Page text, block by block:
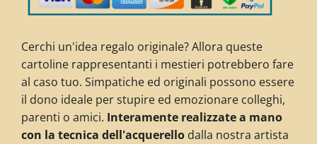
Cerchi un'idea regalo originale? Allora queste
cartoline rappresentanti i mestieri potrebbero fare
al caso tuo. Simpatiche ed originali possono essere
il dono ideale per stupire ed emozionare colleghi,
parenti o amici. Interamente realizzate a mano
con la tecnica dell'acquerello dalla nostra artista